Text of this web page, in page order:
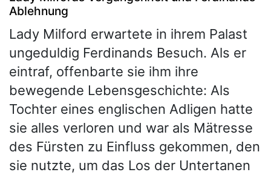
Ablehnung
Lady Milford erwartete in ihrem Palast
ungeduldig Ferdinands Besuch. Als er
eintraf, offenbarte sie ihm ihre
bewegende Lebensgeschichte: Als
Tochter eines englischen Adligen hatte
sie alles verloren und war als Mätresse
des Fürsten zu Einfluss gekommen, den
sie nutzte, um das Los der Untertanen